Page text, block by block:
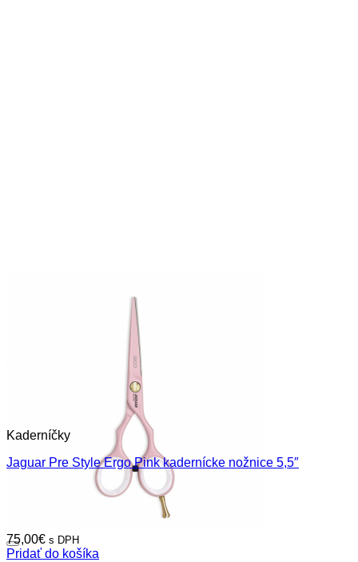
Kaderníčky
Jaguar Pre Style Ergo Pink kadernícke nožnice 5,5″
75,00€ s DPH
Pridať do košíka